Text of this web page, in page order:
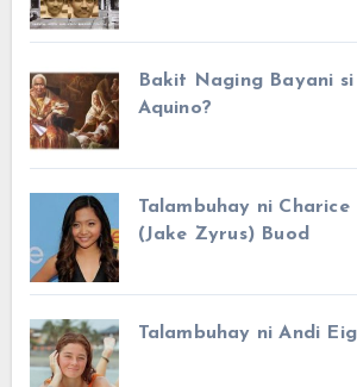
Bakit Naging Bayani
Aquino?
Talambuhay ni Charice
(Jake Zyrus) Buod
Talambuhay ni Andi